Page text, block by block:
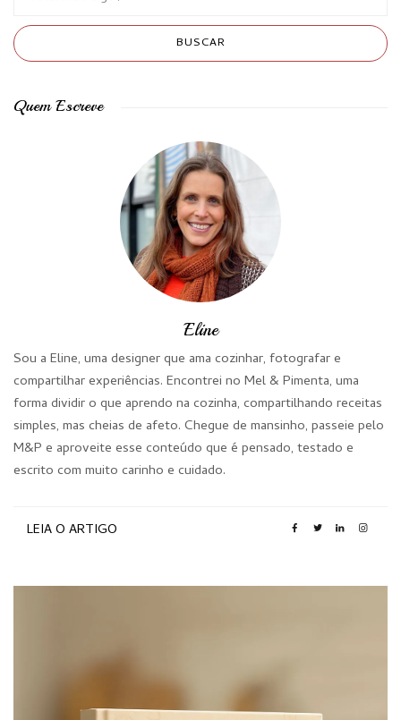
Quem Escreve
Eline
Sou a Eline, uma designer que ama cozinhar, fotografar e
compartilhar experiências. Encontrei no Mel & Pimenta, uma
forma dividir o que aprendo na cozinha, compartilhando receitas
simples, mas cheias de afeto. Chegue de mansinho, passeie pelo
M&P e aproveite esse conteúdo que é pensado, testado e
escrito com muito carinho e cuidado.
LEIA O ARTIGO